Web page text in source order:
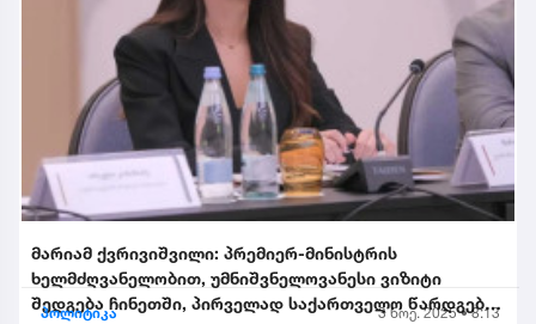
მარიამ ქვრივიშვილი: პრემიერ-მინისტრის
ხელმძღვანელობით, უმნიშვნელოვანესი ვიზიტი
შედგება ჩინეთში, პირველად საქართველო წარდგება
პოლიტიკა 3 ნოე. 2025 • 8:13